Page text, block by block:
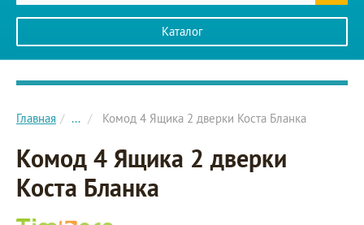
Каталог
Главное меню сайта
Главная ... Комод 4 Ящика 2 дверки Коста Бланка
Комод 4 Ящика 2 дверки
Коста Бланка